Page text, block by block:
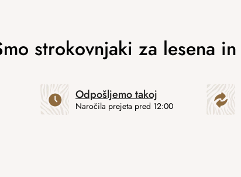
Odpošljemo takoj
Naročila prejeta pred 12:00